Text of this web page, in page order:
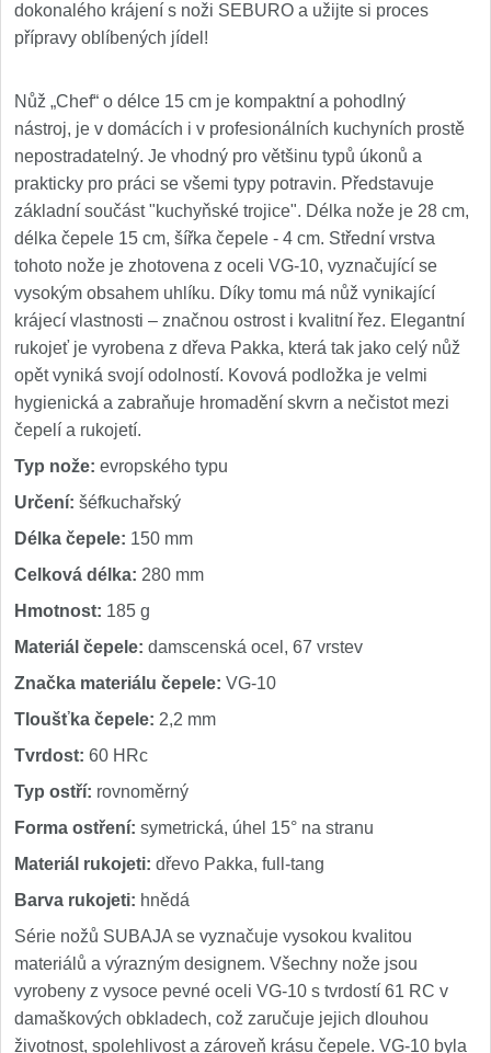
dokonalého krájení s noži SEBURO a užijte si proces
přípravy oblíbených jídel!
Nůž „Chef“ o délce 15 cm je kompaktní a pohodlný
nástroj, je v domácích i v profesionálních kuchyních prostě
nepostradatelný. Je vhodný pro většinu typů úkonů a
prakticky pro práci se všemi typy potravin. Představuje
základní součást "kuchyňské trojice". Délka nože je 28 cm,
délka čepele 15 cm, šířka čepele - 4 cm. Střední vrstva
tohoto nože je zhotovena z oceli VG-10, vyznačující se
vysokým obsahem uhlíku. Díky tomu má nůž vynikající
krájecí vlastnosti – značnou ostrost i kvalitní řez. Elegantní
rukojeť je vyrobena z dřeva Pakka, která tak jako celý nůž
opět vyniká svojí odolností. Kovová podložka je velmi
hygienická a zabraňuje hromadění skvrn a nečistot mezi
čepelí a rukojetí.
Typ nože: evropského typu
Určení: šéfkuchařský
Délka čepele: 150 mm
Celková délka: 280 mm
Hmotnost: 185 g
Materiál čepele: damscenská ocel, 67 vrstev
Značka materiálu čepele: VG-10
Tloušťka čepele: 2,2 mm
Tvrdost: 60 HRc
Typ ostří: rovnoměrný
Forma ostření: symetrická, úhel 15° na stranu
Materiál rukojeti: dřevo Pakka, full-tang
Barva rukojeti: hnědá
Série nožů SUBAJA se vyznačuje vysokou kvalitou
materiálů a výrazným designem. Všechny nože jsou
vyrobeny z vysoce pevné oceli VG-10 s tvrdostí 61 RC v
damaškových obkladech, což zaručuje jejich dlouhou
životnost, spolehlivost a zároveň krásu čepele. VG-10 byla